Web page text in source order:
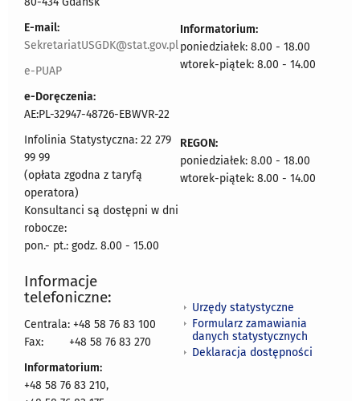
E-mail:
SekretariatUSGDK@stat.gov.pl
e-PUAP
e-Doręczenia:
AE:PL-32947-48726-EBWVR-22
Infolinia Statystyczna: 22 279
99 99
(opłata zgodna z taryfą
operatora)
Konsultanci są dostępni w dni
robocze:
pon.- pt.: godz. 8.00 - 15.00
Informatorium:
poniedziałek: 8.00 - 18.00
wtorek-piątek: 8.00 - 14.00
REGON:
poniedziałek: 8.00 - 18.00
wtorek-piątek: 8.00 - 14.00
Informacje
telefoniczne:
Centrala: +48 58 76 83 100
Fax:
+48 58 76 83 270
Informatorium:
+48 58 76 83 210,
Urzędy statystyczne
Formularz zamawiania
danych statystycznych
Deklaracja dostępności